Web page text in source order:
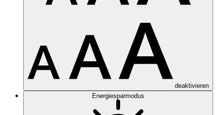
deaktivieren
Energiesparmodus